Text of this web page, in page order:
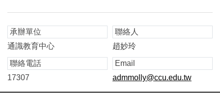
承辦單位
通識教育中心
聯絡人
趙妙玲
聯絡電話
17307
Email
admmolly@ccu.edu.tw